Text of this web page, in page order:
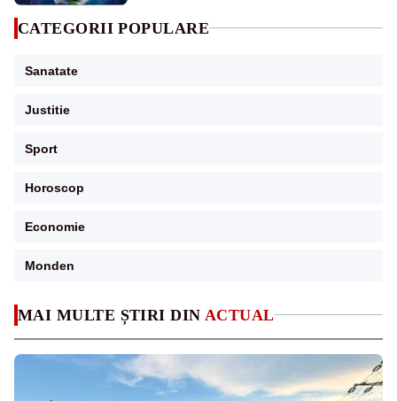
MAI MULTE ȘTIRI DIN ACTUAL
CATEGORII POPULARE
Sanatate
Justitie
Sport
Horoscop
Economie
Monden